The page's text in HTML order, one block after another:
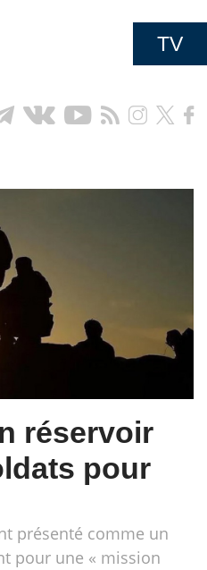
TV
réservoir
pour
présenté comme un
pour une « mission